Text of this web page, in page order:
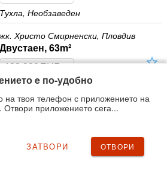
Тухла, Необзаведен
жк. Христо Смирненски, Пловдив
Двустаен, 63m²
133,900EUR
2,125 EUR/m²
star_outline
Тухла, Обзаведен
99,800EUR
e по-удобно
на твоя телефон с приложението на
Отвори приложението сега...
ЗАТВОРИ ОТВОРИ